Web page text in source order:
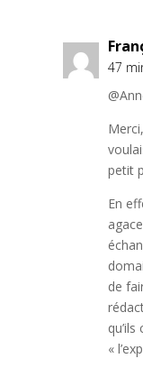
47
petit
En
de
«